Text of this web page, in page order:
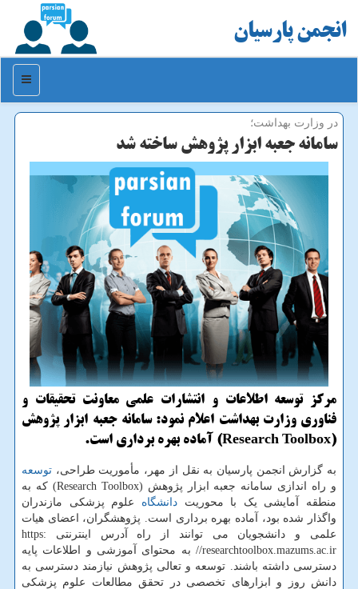
انجمن پارسیان
منو
در وزارت بهداشت؛
سامانه جعبه ابزار پژوهش ساخته شد
مرکز توسعه اطلاعات و انتشارات علمی معاونت تحقیقات و
فناوری وزارت بهداشت اعلام نمود: سامانه جعبه ابزار پژوهش
(Research Toolbox) آماده بهره برداری است.
به گزارش انجمن پارسیان به نقل از مهر، مأموریت طراحی، توسعه
و راه اندازی سامانه جعبه ابزار پژوهش (Research Toolbox) که به
منطقه آمایشی یک با محوریتدانشگاه علوم پزشکی مازندران
واگذار شده بود، آماده بهره برداری است. پژوهشگران، اعضای هیات
علمی و دانشجویان می توانند از راه آدرس اینترنتی https:
//researchtoolbox.mazums.ac.ir به محتوای آموزشی و اطلاعات پایه
دسترسی داشته باشند. توسعه و تعالی پژوهش نیازمند دسترسی به
دانش روز و ابزارهای تخصصی در تحقق مطالعات علوم پزشکی